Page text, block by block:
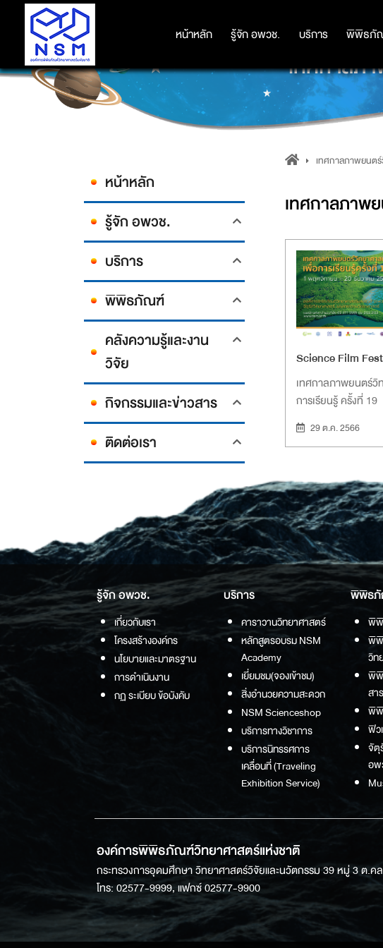
หน้าหลัก รู้จัก อพวช. บริการ พิพิธภั
หน้าหลัก รู้จัก อพวช. บริการ พิพิธภั
เทศกาลภ
หน้าหลัก
รู้จัก อพวช.
บริการ
พิพิธภัณฑ์
คลังความรู้และงาน
วิจัย
กิจกรรมและข่าวสาร
ติดต่อเรา
เทศกาลภาพยนต
เทศกาลภาพ
Science Film
เทศกาลภาพยนตร์วิ
การเรียนรู้ ครั้งที่ 19
29 ต.ค. 2566
รู้จัก อพวช.
เกี่ยวกับเรา
โครงสร้างองค์กร
นโยบายและมาตรฐาน
การดำเนินงาน
กฏ ระเบียบ ข้อบังคับ
บริการ
คาราวานวิทยาศาสตร์
หลักสูตรอบรม NSM
Academy
เยี่ยมชม(จองเข้าชม)
สิ่งอำนวยความสะดวก
NSM Scienceshop
บริการทางวิชาการ
บริการนิทรรศการ
เคลื่อนที่ (Traveling
Exhibition Service)
พิพิธ
พิ
พิ
วิท
พิพิ
สา
พิพิ
ฟิว
จัตุ
อพ
องค์การพิพิธภัณฑ์วิทยาศาสตร์แห่งชาติ
กระทรวงการอุดมศึกษา วิทยาศาสตร์วิจัยและนวัตกรรม 39 หมู่ 3 ต.
โทร: 02577-9999, แฟกซ์ 02577-9900